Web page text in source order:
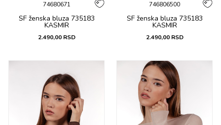
74680671
SF ženska bluza 735183
KASMIR
2.490,00 RSD
746806500
SF ženska bluza 735183
KASMIR
2.490,00 RSD